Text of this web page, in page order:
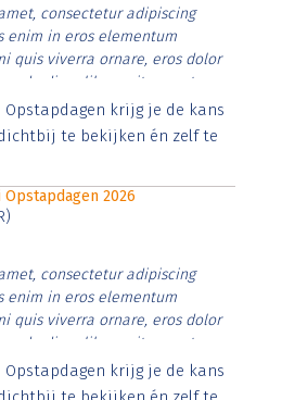
consectetur adipiscing
enim in eros elementum
quis viverra ornare, eros dolor
diam libero vitae erat.
justo cursus id rutrum lorem
vitae risus tristique posuere.
krijg je de kans
te bekijken én zelf te
2026
consectetur adipiscing
enim in eros elementum
quis viverra ornare, eros dolor
diam libero vitae erat.
justo cursus id rutrum lorem
vitae risus tristique posuere.
krijg je de kans